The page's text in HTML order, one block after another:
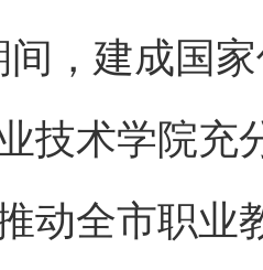
间，建成国
技术学院充
动全市职业